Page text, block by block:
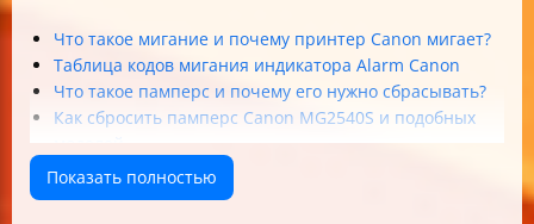
Что такое мигание и почему принтер Canon мигает?
Таблица кодов мигания индикатора Alarm Canon
Что такое памперс и почему его нужно сбрасывать?
Как сбросить памперс Canon MG2540S и подобных
Как сбросить счетчик после заправки картриджа?
Альтернативный способ сброса — прямо с панели
Показать полностью